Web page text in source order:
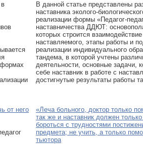
формах
В данной статье представлены
наставника эколого-
реализации формы «Педагог-
наставничества ДДЮТ:
которых строится
наставляемого, этапы работы и
реализации индивидуального
тандема, в которой учтены
деятельности, основные задачи,
себе наставник в работе с
достигнутые результаты работы
от него
«Леча больного, доктор только
так же и наставник должен
бороться с трудностями
предмета; не учить, а только
тьютора